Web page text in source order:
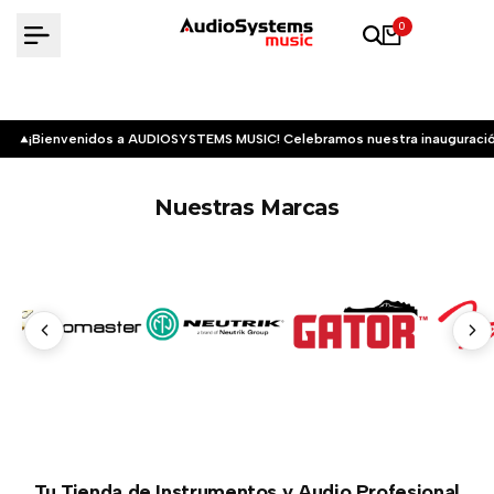
0
¡Bienvenidos a AUDIOSYSTEMS MUSIC! Celebramos nuestra
Nuestras Marcas